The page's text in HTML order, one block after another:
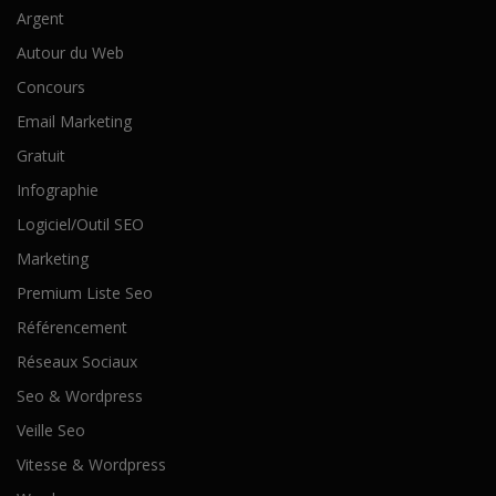
Argent
Autour du Web
Concours
Email Marketing
Gratuit
Infographie
Logiciel/Outil SEO
Marketing
Premium Liste Seo
Référencement
Réseaux Sociaux
Seo & Wordpress
Veille Seo
Vitesse & Wordpress